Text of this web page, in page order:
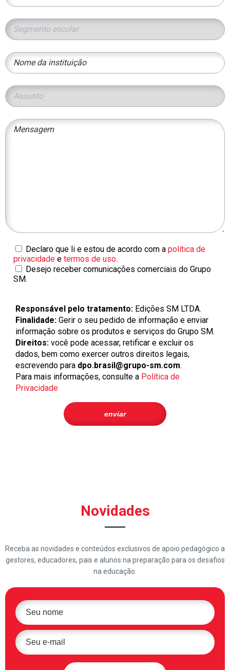
Declaro que li e estou de acordo com a política de
privacidade e termos de uso.
Desejo receber comunicações comerciais do Grupo
SM.
Responsável pelo tratamento: Edições SM LTDA.
Finalidade: Gerir o seu pedido de informação e enviar
informação sobre os produtos e serviços do Grupo SM.
Direitos: você pode acessar, retificar e excluir os
dados, bem como exercer outros direitos legais,
escrevendo para dpo.brasil@grupo-sm.com.
Para mais informações, consulte a Política de
Privacidade
Novidades
Receba as novidades e conteúdos exclusivos de apoio pedagógico a
gestores, educadores, pais e alunos na preparação para os desafios
na educação.